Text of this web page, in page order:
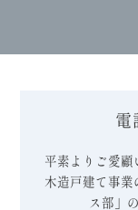
電
平素よりご愛顧
木造戸建て事業
ス部」